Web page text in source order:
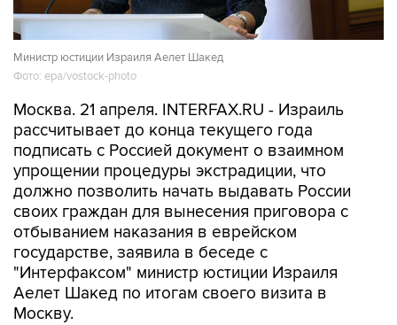
Министр юстиции Израиля Аелет Шакед
Фото: epa/vostock-photo
Москва. 21 апреля. INTERFAX.RU - Израиль
рассчитывает до конца текущего года
подписать с Россией документ о взаимном
упрощении процедуры экстрадиции, что
должно позволить начать выдавать России
своих граждан для вынесения приговора с
отбыванием наказания в еврейском
государстве, заявила в беседе с
"Интерфаксом" министр юстиции Израиля
Аелет Шакед по итогам своего визита в
Москву.